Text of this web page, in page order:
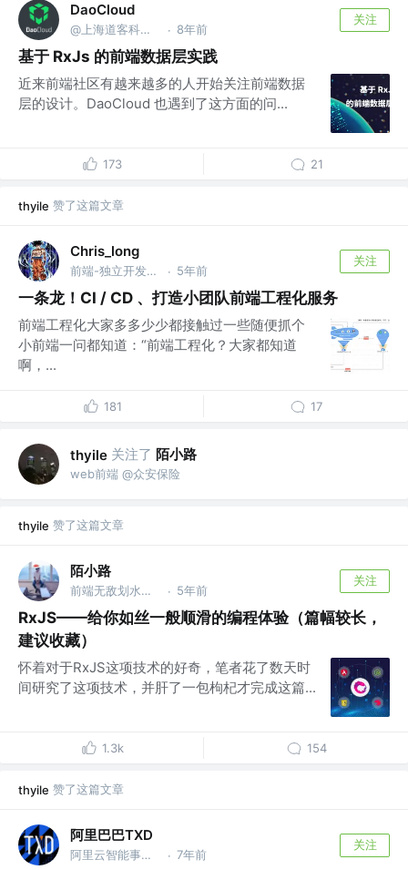
DaoCloud
@上海道客科技有限公司 · 8年前
关注
基于 RxJs 的前端数据层实践
近来前端社区有越来越多的人开始关注前端数据
层的设计。DaoCloud 也遇到了这方面的问...
173 21
thyile 赞了这篇文章
Chris_long
前端-独立开发者 @『前端小手册』 · 5年前
关注
一条龙！CI / CD 、打造小团队前端工程化服务
前端工程化大家多多少少都接触过一些随便抓个
小前端一问都知道：“前端工程化？大家都知道
啊，...
181 17
thyile 关注了 陌小路
web前端 @众安保险
thyile 赞了这篇文章
陌小路
前端无敌划水怪 @淘宝 · 5年前
关注
RxJS——给你如丝一般顺滑的编程体验（篇幅较长，
建议收藏）
怀着对于RxJS这项技术的好奇，笔者花了数天时
间研究了这项技术，并肝了一包枸杞才完成这篇...
1.3k 154
thyile 赞了这篇文章
阿里巴巴TXD
阿里云智能事业群-基础产品事业部-混合云平台 @阿里巴巴 · 7年前
关注